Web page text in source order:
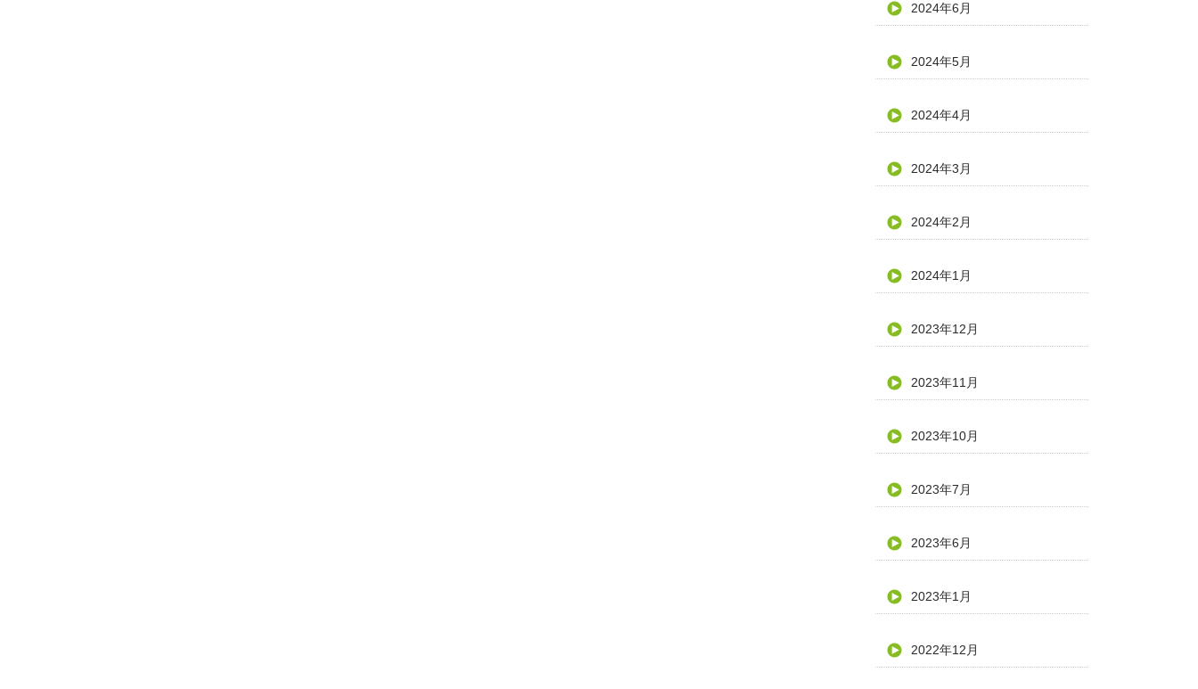
2024年6月
2024年5月
2024年4月
2024年3月
2024年2月
2024年1月
2023年12月
2023年11月
2023年10月
2023年7月
2023年6月
2023年1月
2022年12月